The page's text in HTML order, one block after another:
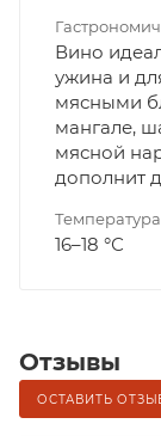
Вино
ужина и
мясными
мангале,
мясной
дополнит
16–18 °С
Отзывы
ОСТАВИТЬ